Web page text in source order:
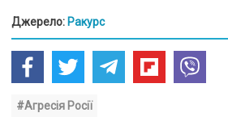
Джерело: Ракурс
#Агресія Росії